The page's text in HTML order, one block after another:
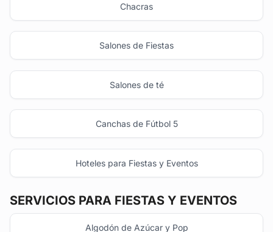
Chacras
Salones de Fiestas
Salones de té
Canchas de Fútbol 5
Hoteles para Fiestas y Eventos
SERVICIOS PARA FIESTAS Y EVENTOS
Algodón de Azúcar y Pop